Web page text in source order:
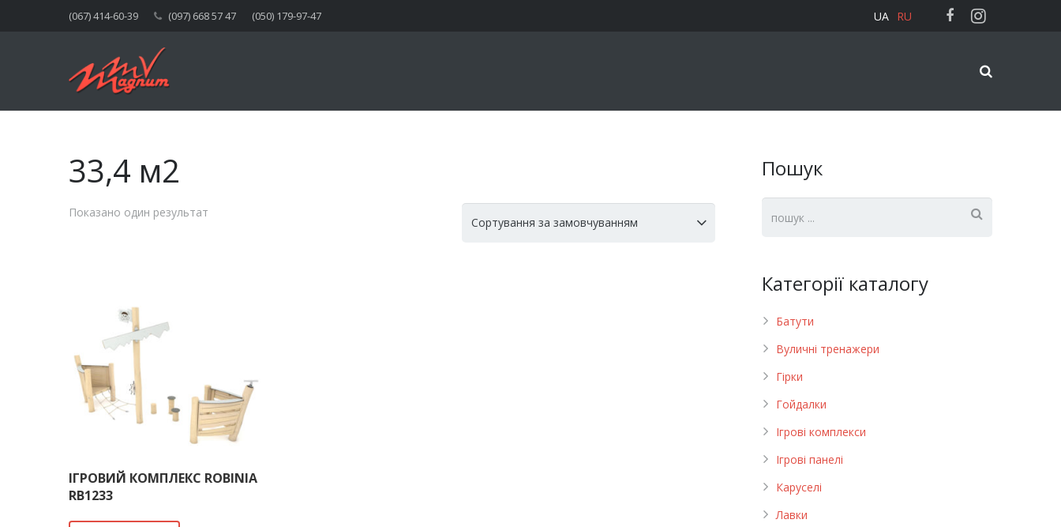
(067) 414-60-39 (097) 668 57 47 (050) 179-97-47 UA RU
33,4 м2
Показано один результат
ІГРОВИЙ КОМПЛЕКС ROBINIA
RB1233
Пошук
Категорії каталогу
Батути
Вуличні тренажери
Гірки
Гойдалки
Ігрові комплекси
Ігрові панелі
Каруселі
Лавки